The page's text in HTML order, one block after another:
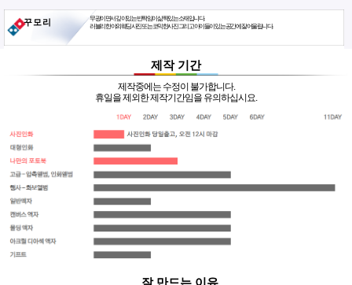
꾸 모 리
무광이면서 깊이있는 반짝임이 삶짝있는 소재입니다.
러블리한 야외웨딩사진 또는 코믹한사진 그리고 아이들이 있는 공간에 잘 어울립니다.
제작 기간
제작중에는 수정이 불가합니다.
휴일을 제외한 제작기간임을 유의하십시요.
잘 만드는 이유